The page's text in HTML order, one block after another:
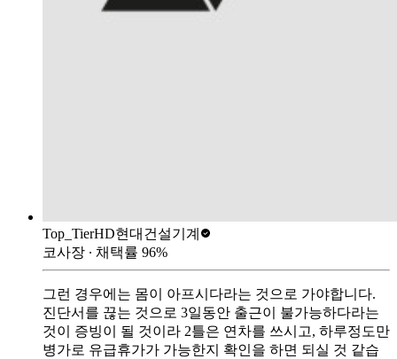
Top_TierHD현대건설기계
코사장 ∙ 채택률 96%
그런 경우에는 몸이 아프시다라는 것으로 가야합니다.
진단서를 끊는 것으로 3일동안 출근이 불가능하다라는
것이 증빙이 될 것이라 2틀은 연차를 쓰시고, 하루정도만
병가로 유급휴가가 가능한지 확인을 하면 되실 것 같습